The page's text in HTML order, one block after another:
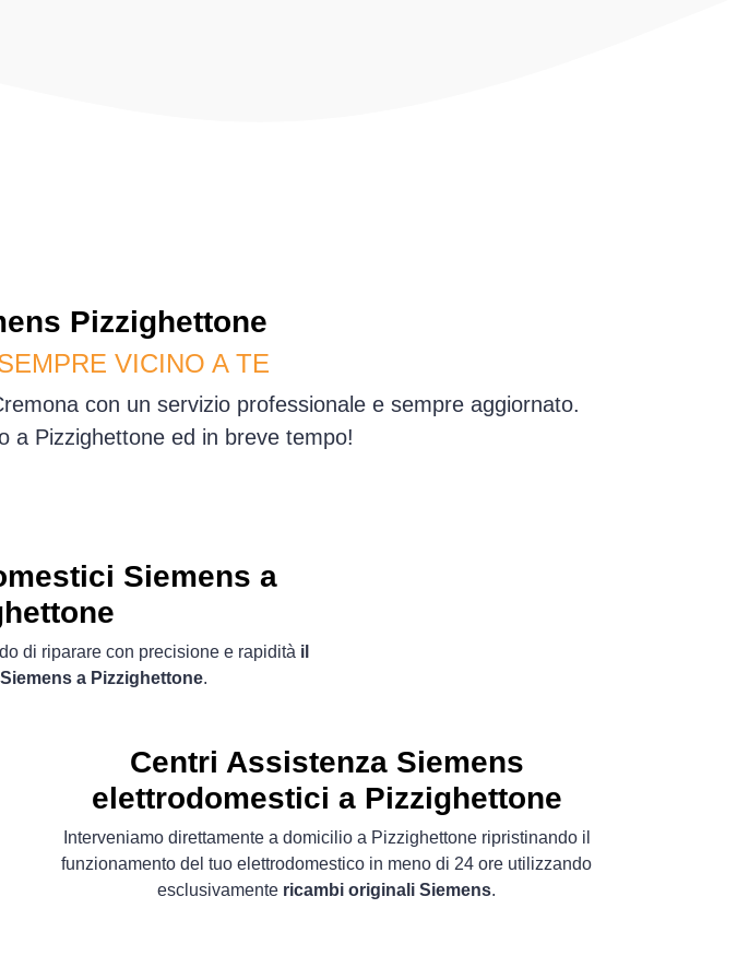
Pizzighettone
VICINO A TE
con un servizio professionale e sempre aggiornato.
a Pizzighettone ed in breve tempo!
Siemens a
di riparare con precisione e rapidità il
a Pizzighettone.
Centri Assistenza Siemens
elettrodomestici a Pizzighettone
Interveniamo direttamente a domicilio a Pizzighettone ripristinando il
funzionamento del tuo elettrodomestico in meno di 24 ore utilizzando
esclusivamente ricambi originali Siemens.